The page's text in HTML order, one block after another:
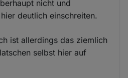
nicht und
deutlich einschreiten.
ist allerdings das ziemlich
selbst hier auf